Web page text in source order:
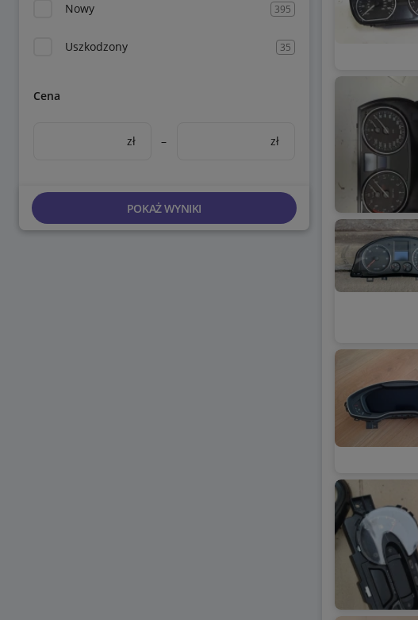
Nowy 395
Uszkodzony 35
Cena
zł – zł
POKAŻ WYNIKI